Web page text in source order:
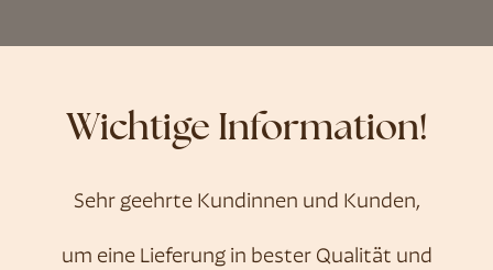
Wichtige Information!
Sehr geehrte Kundinnen und Kunden,
um eine Lieferung in bester Qualität und
Konditorei &